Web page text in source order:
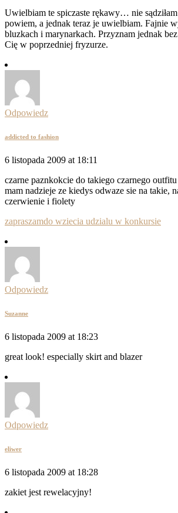
Uwielbiam te spiczaste rękawy… nie
powiem, a jednak teraz je uwielbiam. Fajnie
bluzkach i marynarkach. Przyznam jednak
Cię w poprzedniej fryzurze.
Odpowiedz
addicted to fashion
6 listopada 2009 at 18:11
czarne paznkokcie do takiego czarnego
mam nadzieje ze kiedys odwaze sie na takie,
czerwienie i fiolety
zapraszamdo wziecia udzialu w konkursie
Odpowiedz
Suzanne
6 listopada 2009 at 18:23
great look! especially skirt and blazer
Odpowiedz
eliwer
6 listopada 2009 at 18:28
zakiet jest rewelacyjny!